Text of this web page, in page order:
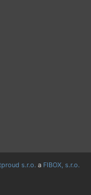
s.r.o. a FIBOX, s.r.o.